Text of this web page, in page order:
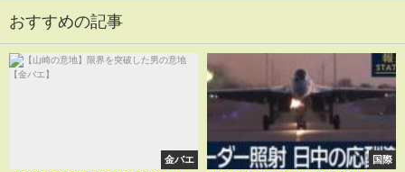
おすすめの記事
金バエ 国際